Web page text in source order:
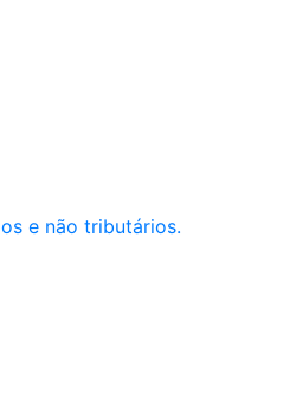
e não tributários.